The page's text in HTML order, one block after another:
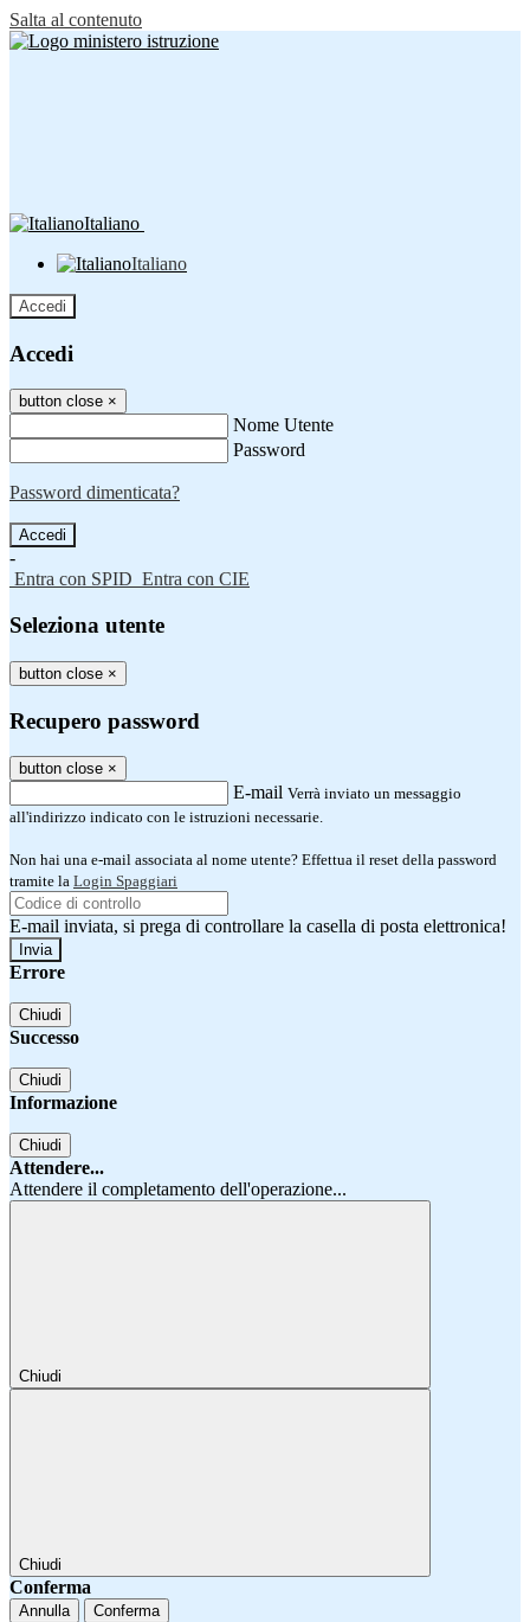
Salta al contenuto
Italiano
Italiano
Accedi
Accedi
button close ×
Nome Utente
Password
Password dimenticata?
-
Entra con SPID Entra con CIE
Seleziona utente
button close ×
Recupero password
button close ×
E-mail Verrà inviato un messaggio
all'indirizzo indicato con le istruzioni necessarie.
Non hai una e-mail associata al nome utente? Effettua il reset della password
tramite la Login Spaggiari
E-mail inviata, si prega di controllare la casella di posta elettronica!
Errore
Chiudi
Successo
Chiudi
Informazione
Chiudi
Attendere...
Attendere il completamento dell'operazione...
Chiudi
Chiudi
Conferma
Annulla Conferma